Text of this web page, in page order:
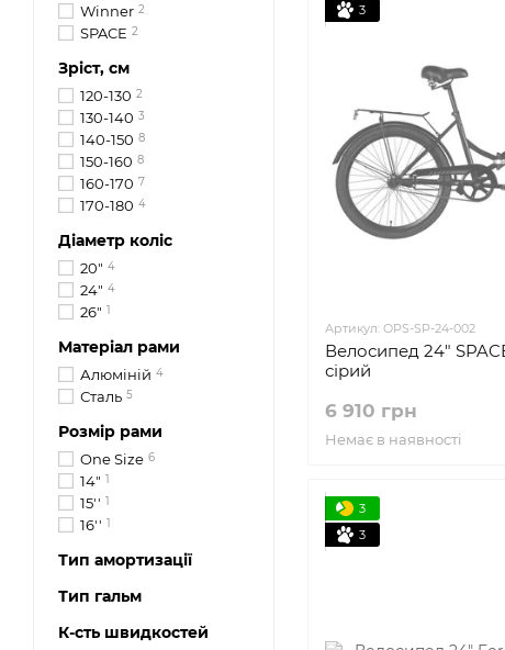
3
Артикул: OPS-SP-24-002
Велосипед 24"
сірий
6 910 грн
Немає в наявності
3
3
Winner 2
SPACE 2
Зріст, см
120-130 2
130-140 3
140-150 8
150-160 8
160-170 7
170-180 4
Діаметр коліс
20" 4
24" 4
26" 1
Матеріал рами
Алюміній 4
Сталь 5
Розмір рами
One Size 6
14" 1
15'' 1
16'' 1
Тип амортизації
Тип гальм
К-сть швидкостей